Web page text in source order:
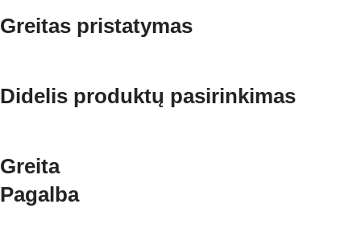
Greitas pristatymas
Didelis produktų pasirinkimas
Greita
Pagalba